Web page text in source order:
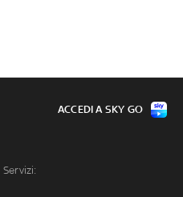
Servizi:
ACCEDI A SKY GO